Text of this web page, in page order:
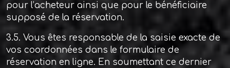
pour l’acheteur ainsi que pour le bénéficiaire
supposé de la réservation.
3.5. Vous êtes responsable de la saisie exacte de
vos coordonnées dans le formulaire de
réservation en ligne. En soumettant ce dernier